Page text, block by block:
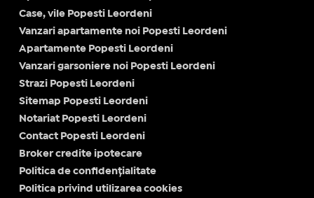
Case, vile Popesti Leordeni
Vanzari apartamente noi Popesti Leordeni
Apartamente Popesti Leordeni
Vanzari garsoniere noi Popesti Leordeni
Strazi Popesti Leordeni
Sitemap Popesti Leordeni
Notariat Popesti Leordeni
Contact Popesti Leordeni
Broker credite ipotecare
Politica de confidențialitate
Politica privind utilizarea cookies